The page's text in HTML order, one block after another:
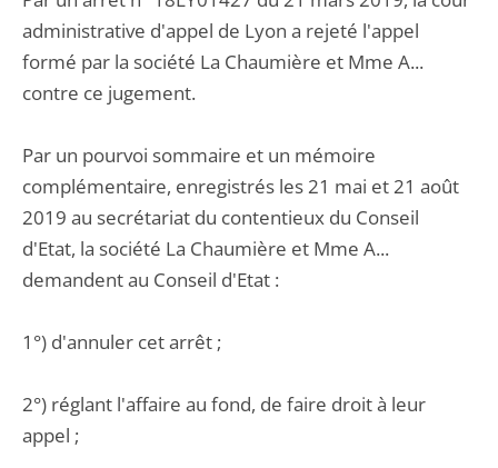
administrative d'appel de Lyon a rejeté l'appel
formé par la société La Chaumière et Mme A...
contre ce jugement.
Par un pourvoi sommaire et un mémoire
complémentaire, enregistrés les 21 mai et 21 août
2019 au secrétariat du contentieux du Conseil
d'Etat, la société La Chaumière et Mme A...
demandent au Conseil d'Etat :
1°) d'annuler cet arrêt ;
2°) réglant l'affaire au fond, de faire droit à leur
appel ;